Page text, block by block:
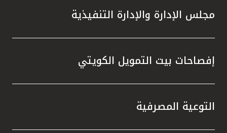
مجلس الإدارة والإدارة التنفيذية
إفصاحات بيت التمويل الكويتي
التوعية المصرفية